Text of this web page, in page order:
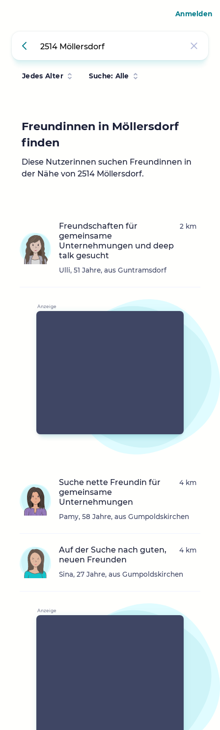
Jedes Alter Suche: Alle
Freundinnen in Möllersdorf
finden
Diese Nutzerinnen suchen Freundinnen in
der Nähe von 2514 Möllersdorf.
Freundschaften für
gemeinsame
Unternehmungen und deep
talk gesucht
Ulli, 51 Jahre, aus Guntramsdorf
2 km
Suche nette Freundin für
gemeinsame
Unternehmungen
Pamy, 58 Jahre, aus Gumpoldskirchen
4 km
Auf der Suche nach guten,
neuen Freunden
Sina, 27 Jahre, aus Gumpoldskirchen
4 km
Anmelden